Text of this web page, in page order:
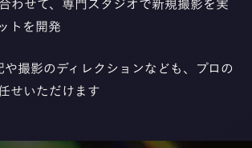
わせて、専門スタジオで新規撮影を実
トを開発
撮影のディレクションなども、プロの
せいただけます